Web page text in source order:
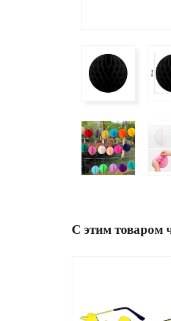
С этим товаром